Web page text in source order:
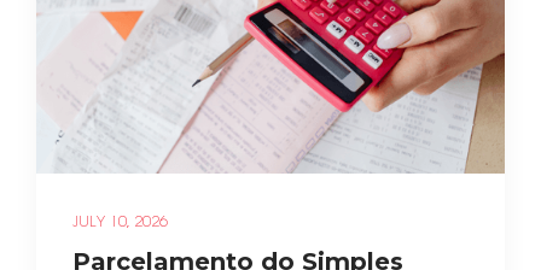
JULY 10, 2026
Parcelamento do Simples